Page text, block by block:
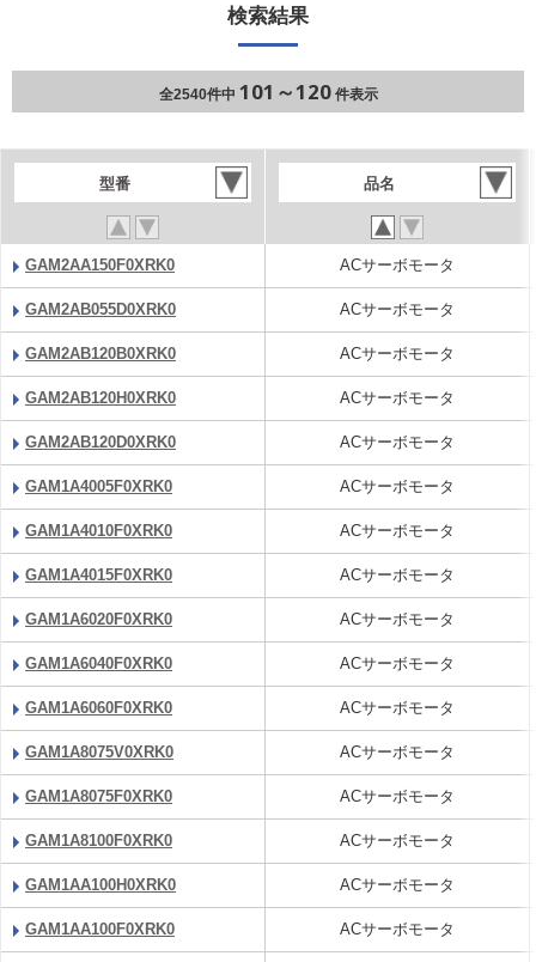
検索結果
全2540件中 101～120件表示
型番 品名
GAM2AA150F0XRK0 ACサーボモータ
GAM2AB055D0XRK0 ACサーボモータ
GAM2AB120B0XRK0 ACサーボモータ
GAM2AB120H0XRK0 ACサーボモータ
GAM2AB120D0XRK0 ACサーボモータ
GAM1A4005F0XRK0 ACサーボモータ
GAM1A4010F0XRK0 ACサーボモータ
GAM1A4015F0XRK0 ACサーボモータ
GAM1A6020F0XRK0 ACサーボモータ
GAM1A6040F0XRK0 ACサーボモータ
GAM1A6060F0XRK0 ACサーボモータ
GAM1A8075V0XRK0 ACサーボモータ
GAM1A8075F0XRK0 ACサーボモータ
GAM1A8100F0XRK0 ACサーボモータ
GAM1AA100H0XRK0 ACサーボモータ
GAM1AA100F0XRK0 ACサーボモータ